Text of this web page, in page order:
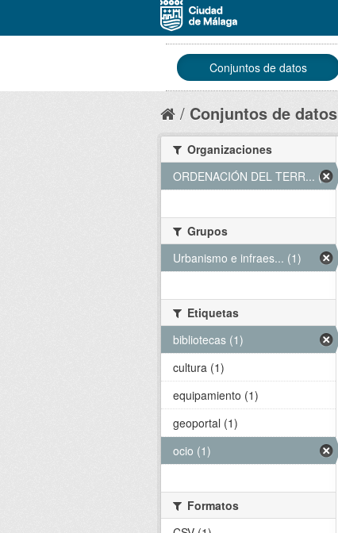
Conjuntos de datos
Conjuntos de datos
Organizaciones
ORDENACIÓN DEL TERR... (1)
Grupos
Urbanismo e infraes... (1)
Etiquetas
bibliotecas (1)
cultura (1)
equipamiento (1)
geoportal (1)
ocio (1)
Formatos